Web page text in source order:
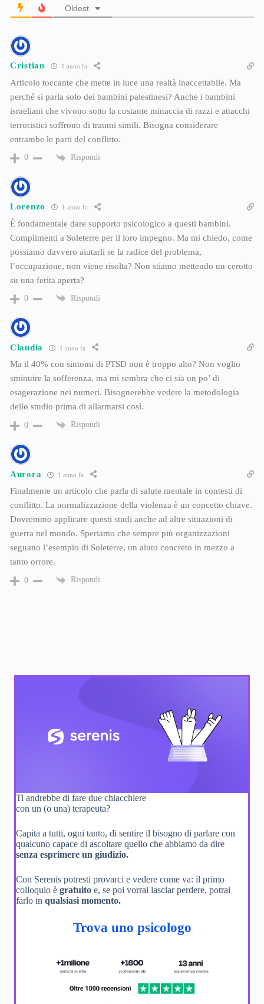
Oldest
Cristian 1 anno fa
Articolo toccante che mette in luce una realtà inaccettabile. Ma
perché si parla solo dei bambini palestinesi? Anche i bambini
israeliani che vivono sotto la costante minaccia di razzi e attacchi
terroristici soffrono di traumi simili. Bisogna considerare
entrambe le parti del conflitto.
0 Rispondi
Lorenzo 1 anno fa
È fondamentale dare supporto psicologico a questi bambini.
Complimenti a Soleterre per il loro impegno. Ma mi chiedo, come
possiamo davvero aiutarli se la radice del problema,
l’occupazione, non viene risolta? Non stiamo mettendo un cerotto
su una ferita aperta?
0 Rispondi
Claudia 1 anno fa
Ma il 40% con sintomi di PTSD non è troppo alto? Non voglio
sminuire la sofferenza, ma mi sembra che ci sia un po’ di
esagerazione nei numeri. Bisognerebbe vedere la metodologia
dello studio prima di allarmarsi così.
0 Rispondi
Aurora 1 anno fa
Finalmente un articolo che parla di salute mentale in contesti di
conflitto. La normalizzazione della violenza è un concetto chiave.
Dovremmo applicare questi studi anche ad altre situazioni di
guerra nel mondo. Speriamo che sempre più organizzazioni
seguano l’esempio di Soleterre, un aiuto concreto in mezzo a
tanto orrore.
0 Rispondi
Ti andrebbe di fare due chiacchiere
con un (o una) terapeuta?
Capita a tutti, ogni tanto, di sentire il bisogno di parlare con
qualcuno capace di ascoltare quello che abbiamo da dire
senza esprimere un giudizio.
Con Serenis potresti provarci e vedere come va: il primo
colloquio è gratuito e, se poi vorrai lasciar perdere, potrai
farlo in qualsiasi momento.
Trova uno psicologo